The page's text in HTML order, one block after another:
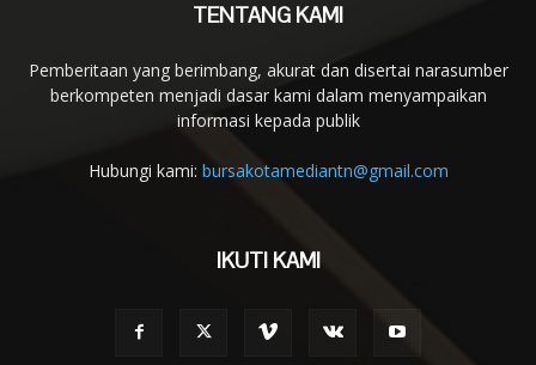
TENTANG KAMI
Pemberitaan yang berimbang, akurat dan disertai narasumber
berkompeten menjadi dasar kami dalam menyampaikan
informasi kepada publik
Hubungi kami: bursakotamediantn@gmail.com
IKUTI KAMI